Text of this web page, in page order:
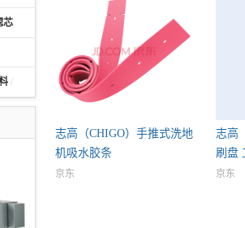
芯
/
志高（CHIGO）手推式洗地
机吸水胶条
京东
志高
刷盘
京东